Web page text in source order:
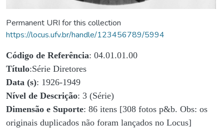
Permanent URI for this collection
https://locus.ufv.br/handle/123456789/5994
Código de Referência: 04.01.01.00
Título:Série Diretores
Data (s): 1926-1949
Nível de Descrição: 3 (Série)
Dimensão e Suporte: 86 itens [308 fotos p&b. Obs: os
originais duplicados não foram lançados no Locus]